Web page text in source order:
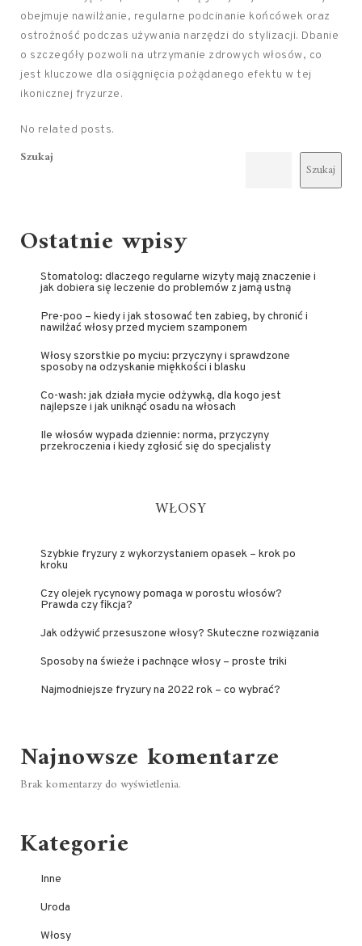
obejmuje nawilżanie, regularne podcinanie końcówek oraz
ostrożność podczas używania narzędzi do stylizacji. Dbanie
o szczegóły pozwoli na utrzymanie zdrowych włosów, co
jest kluczowe dla osiągnięcia pożądanego efektu w tej
ikonicznej fryzurze.
No related posts.
Szukaj
Szukaj
Ostatnie wpisy
Stomatolog: dlaczego regularne wizyty mają znaczenie i
jak dobiera się leczenie do problemów z jamą ustną
Pre-poo – kiedy i jak stosować ten zabieg, by chronić i
nawilżać włosy przed myciem szamponem
Włosy szorstkie po myciu: przyczyny i sprawdzone
sposoby na odzyskanie miękkości i blasku
Co-wash: jak działa mycie odżywką, dla kogo jest
najlepsze i jak uniknąć osadu na włosach
Ile włosów wypada dziennie: norma, przyczyny
przekroczenia i kiedy zgłosić się do specjalisty
WŁOSY
Szybkie fryzury z wykorzystaniem opasek – krok po
kroku
Czy olejek rycynowy pomaga w porostu włosów?
Prawda czy fikcja?
Jak odżywić przesuszone włosy? Skuteczne rozwiązania
Sposoby na świeże i pachnące włosy – proste triki
Najmodniejsze fryzury na 2022 rok – co wybrać?
Najnowsze komentarze
Brak komentarzy do wyświetlenia.
Kategorie
Inne
Uroda
Włosy